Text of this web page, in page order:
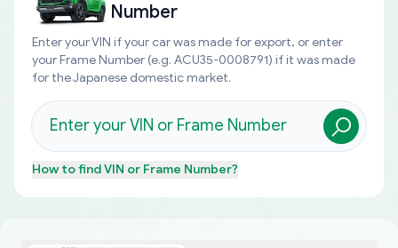
Number
Enter your VIN if your car was made for export, or enter
your Frame Number (e.g. ACU35-0008791) if it was made
for the Japanese domestic market.
How to findVIN or Frame Number?